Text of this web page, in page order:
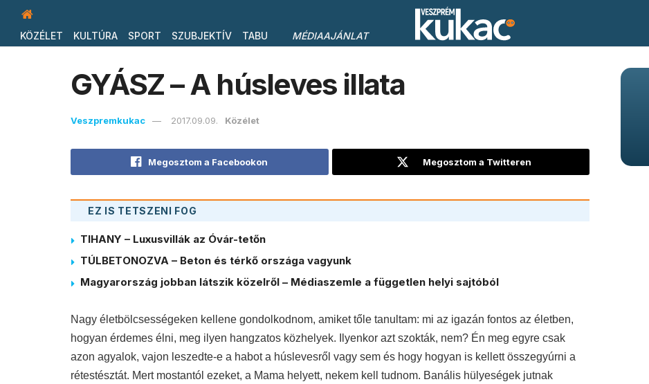
KÖZÉLET KULTÚRA SPORT SZUBJEKTÍV TABU MÉDIAAJÁNLAT
GYÁSZ – A húsleves illata
Veszpremkukac 2017.09.09. Közélet
Megosztom a Facebookon Megosztom a Twitteren
EZ IS TETSZENI FOG
TIHANY – Luxusvillák az Óvár-tetőn
TÚLBETONOZVA – Beton és térkő országa vagyunk
Magyarország jobban látszik közelről – Médiaszemle a független helyi sajtóból
Nagy életbölcsességeken kellene gondolkodnom, amiket tőle tanultam: mi az igazán fontos az életben,
hogyan érdemes élni, meg ilyen hangzatos közhelyek. Ilyenkor azt szokták, nem? Én meg egyre csak
azon agyalok, vajon leszedte-e a habot a húslevesről vagy sem és hogy hogyan is kellett összegyúrni a
rétestésztát. Mert mostantól ezeket, a Mama helyett, nekem kell tudnom. Banális hülyeségek jutnak